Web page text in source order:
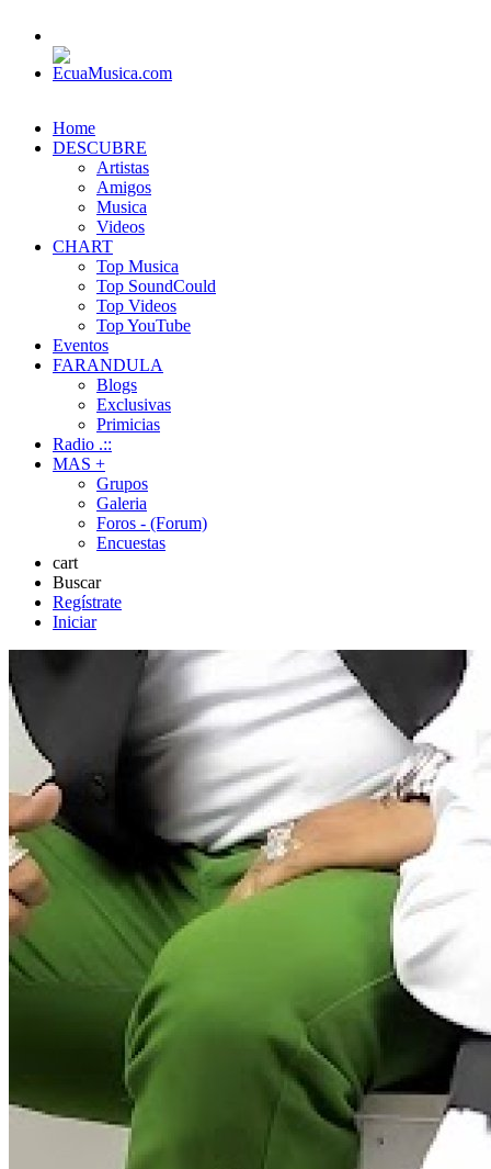
Home
DESCUBRE
Artistas
Amigos
Musica
Videos
CHART
Top Musica
Top SoundCould
Top Videos
Top YouTube
Eventos
FARANDULA
Blogs
Exclusivas
Primicias
Radio .::
MAS +
Grupos
Galeria
Foros - (Forum)
Encuestas
cart
Buscar
Regístrate
Iniciar